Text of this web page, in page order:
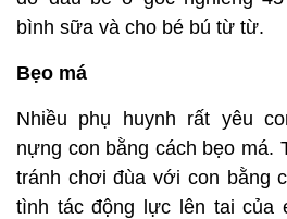
bình sữa và cho bé bú từ từ.
Bẹo má
Nhiều phụ huynh rất yêu
nựng con bằng cách bẹo má.
tránh chơi đùa với con bằng
tình tác động lực lên tai của